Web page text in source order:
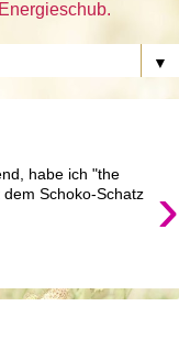
▼
›
habe ich "the
Schoko-Schatz